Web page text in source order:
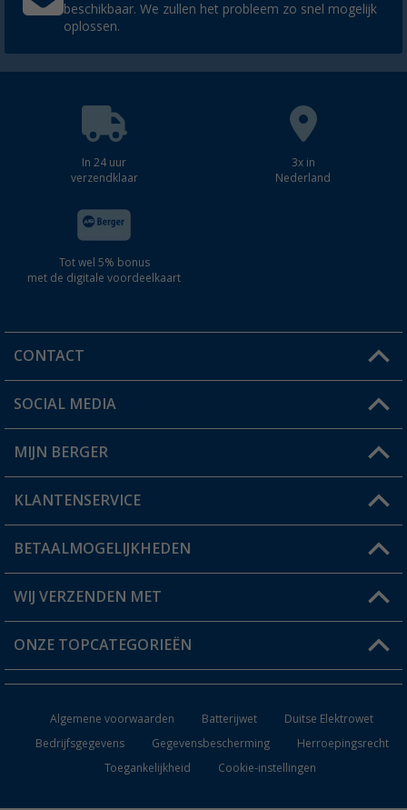
beschikbaar. We zullen het probleem zo snel mogelijk
oplossen.
In 24 uur
verzendklaar
3x in
Nederland
Tot wel 5% bonus
met de digitale voordeelkaart
CONTACT
Een vraag?
Winkel vinden
SOCIAL MEDIA
MIJN BERGER
Mijn account
Status bestelling
Verlanglijstje
KLANTENSERVICE
FAQ & Contact
Verzendinformatie
Catalogus
BETAALMOGELIJKHEDEN
WIJ VERZENDEN MET
ONZE TOPCATEGORIEËN
Campingmeubilair
Algemene voorwaarden Batterijwet
Duitse Elektrowet
Bedrijfsgegevens
Gegevensbescherming
Herroepingsrecht
Toegankelijkheid
Cookie-instellingen